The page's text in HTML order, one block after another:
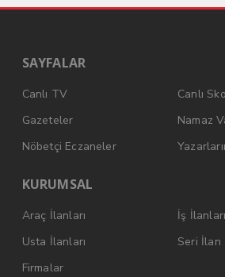
SAYFALAR
Canlı TV
Canlı
Gazeteler
Namaz
Nöbetçi Eczaneler
KURUMSAL
Araç İlanları
İş İlanları
Usta İlanları
Seri İlan
Firmalar